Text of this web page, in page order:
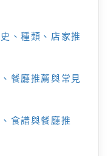
、種類、店家推
餐廳推薦與常見
食譜與餐廳推